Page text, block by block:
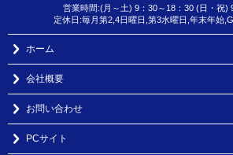
営業時間:(月～土) 9：30～18：30 (日・祝)
定休日:毎月第2,4日曜日,第3水曜日,年末年始
ホーム
会社概要
お問い合わせ
PCサイト